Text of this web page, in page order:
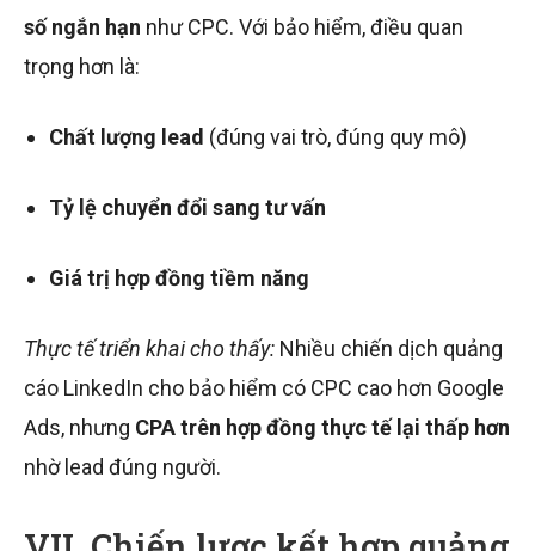
số ngắn hạn như CPC. Với bảo hiểm, điều quan
trọng hơn là:
Chất lượng lead (đúng vai trò, đúng quy mô)
Tỷ lệ chuyển đổi sang tư vấn
Giá trị hợp đồng tiềm năng
Thực tế triển khai cho thấy: Nhiều chiến dịch quảng
cáo LinkedIn cho bảo hiểm có CPC cao hơn Google
Ads, nhưng CPA trên hợp đồng thực tế lại thấp hơn
nhờ lead đúng người.